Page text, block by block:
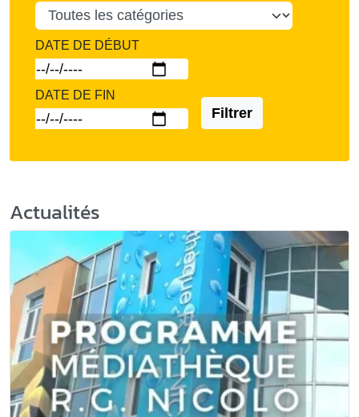
DATE DE DÉBUT
DATE DE FIN
Filtrer
Actualités